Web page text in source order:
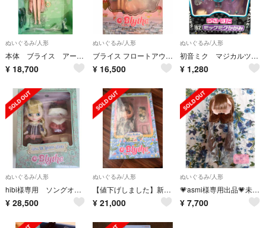
ぬいぐるみ/人形
本体 ブライス アーバンフェアリーエリー ネオブライス
¥ 18,700
ぬいぐるみ/人形
ブライス フロートアウェイドリーム 本体とスタンド ネオブライス
¥ 16,500
ぬいぐるみ/人形
初音ミク マジカルツンデレ系アクションフィギア
¥ 1,280
ぬいぐるみ/人形
hibi様専用 ソングオブロンドンメアリー
¥ 28,500
ぬいぐるみ/人形
【値下げしました】新品未開封 Blythe ブルーラビット ネオブライス
¥ 21,000
ぬいぐるみ/人形
💗asmi様専用出品💗未使用ネオブライス「ブルーラビット」頭皮パーツ
¥ 7,700